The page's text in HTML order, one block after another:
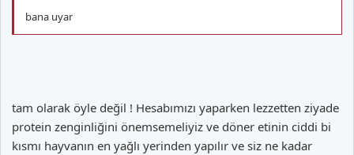
bana uyar
tam olarak öyle değil ! Hesabımızı yaparken lezzetten ziyade
protein zenginliğini önemsemeliyiz ve döner etinin ciddi bi
kısmı hayvanın en yağlı yerinden yapılır ve siz ne kadar